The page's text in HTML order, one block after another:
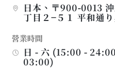
日本、〒900-0013
丁目２−５１ 平和通
營業時間
日 - 六 (15:00 -
03:00)